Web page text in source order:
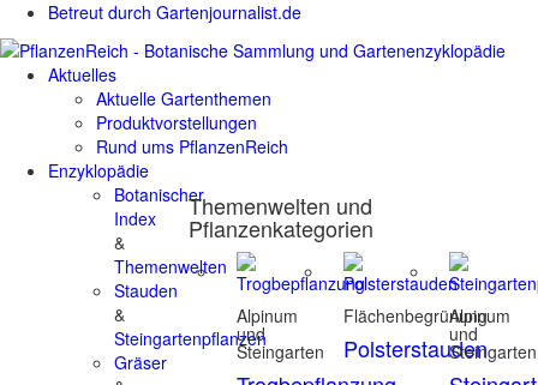
Betreut durch Gartenjournalist.de
Aktuelles
Aktuelle Gartenthemen
Produktvorstellungen
Rund ums PflanzenReich
Enzyklopädie
Botanischer
Index
&
Themenwelten
Stauden
&
Steingartenpflanzen
Gräser
Themenwelten und
Pflanzenkategorien
Alpinum
und
Steingarten
Flächenbegrünung
Polsterstauden
Alpinum
und
Steingarten